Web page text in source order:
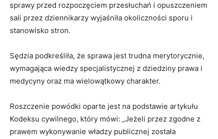
sprawy przed rozpoczęciem przesłuchań i opuszczeniem
sali przez dziennikarzy wyjaśniła okoliczności sporu i
stanowisko stron.
Sędzia podkreśliła, że sprawa jest trudna merytorycznie,
wymagająca wiedzy specjalistycznej z dziedziny prawa i
medycyny oraz ma wielowątkowy charakter.
Roszczenie powódki oparte jest na podstawie artykułu
Kodeksu cywilnego, który mówi: „Jeżeli przez zgodne z
prawem wykonywanie władzy publicznej została